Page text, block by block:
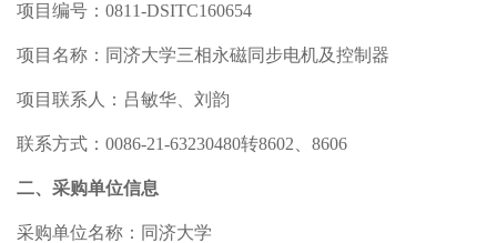
项目编号：0811-DSITC160654
项目名称：同济大学三相永磁同步电机及控制器
项目联系人：吕敏华、刘韵
联系方式：0086-21-63230480转8602、8606
二、采购单位信息
采购单位名称：同济大学